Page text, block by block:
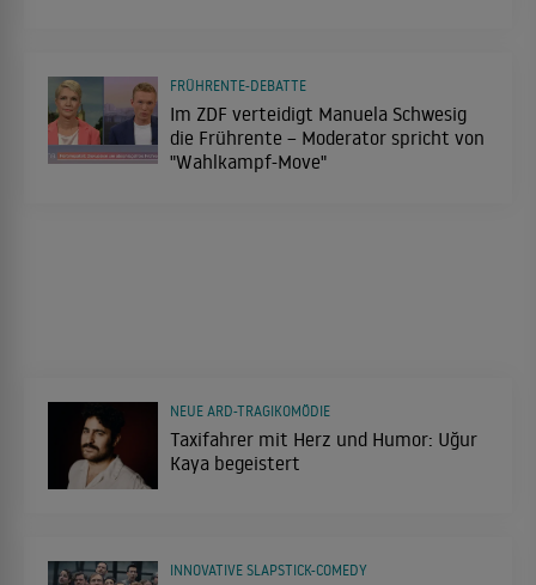
Im ZDF verteidigt Manuela Schwesig
die Frührente – Moderator spricht von
"Wahlkampf-Move"
FRÜHRENTE-DEBATTE
Taxifahrer mit Herz und Humor: Uğur
Kaya begeistert
NEUE ARD-TRAGIKOMÖDIE
INNOVATIVE SLAPSTICK-COMEDY